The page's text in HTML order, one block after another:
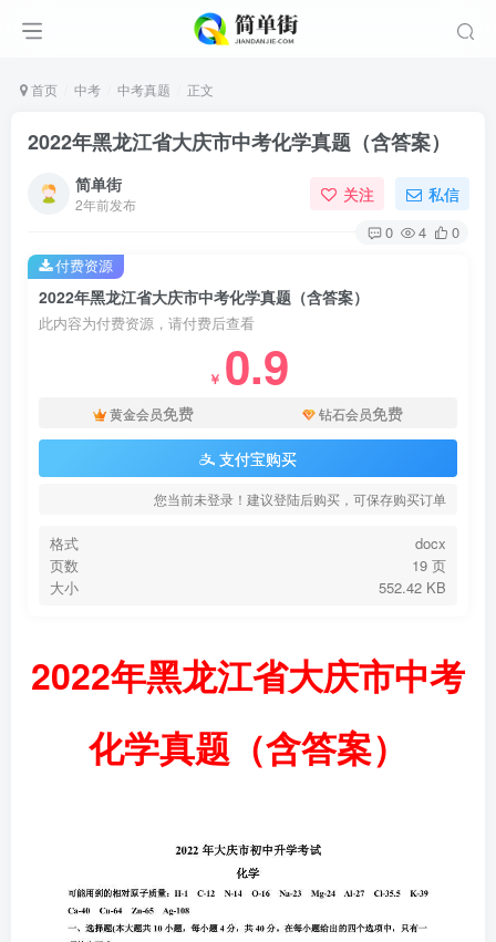
首页 中考 中考真题 正文
2022年黑龙江省大庆市中考化学真题（含答案）
简单街
2年前发布 关注 私信
0 4 0
2022年黑龙江省大庆市中考化学真题（含答案）
此内容为付费资源，请付费后查看
￥ 0.9
黄金会员免费 钻石会员免费
支付宝购买
您当前未登录！建议登陆后购买，可保存购买订单
格式
docx
页数
19 页
大小
552.42 KB
付费资源
2022年黑龙江省大庆市中考
化学真题（含答案）